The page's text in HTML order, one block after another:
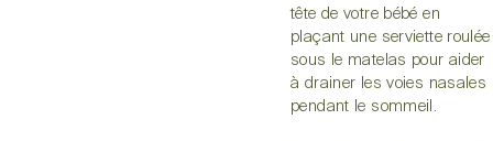
tête de votre bébé en
plaçant une serviette roulée
sous le matelas pour aider
à drainer les voies nasales
pendant le sommeil.